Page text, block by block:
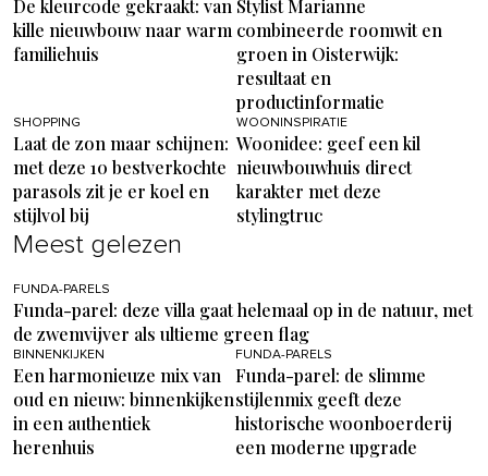
De kleurcode gekraakt: van
kille nieuwbouw naar warm
familiehuis
Stylist Marianne
combineerde roomwit en
groen in Oisterwijk:
resultaat en
productinformatie
SHOPPING
Laat de zon maar schijnen:
met deze 10 bestverkochte
parasols zit je er koel en
stijlvol bij
WOONINSPIRATIE
Woonidee: geef een kil
nieuwbouwhuis direct
karakter met deze
stylingtruc
Meest gelezen
FUNDA-PARELS
Funda-parel: deze villa gaat helemaal op in de natuur, met
de zwemvijver als ultieme green flag
BINNENKIJKEN
Een harmonieuze mix van
oud en nieuw: binnenkijken
in een authentiek
herenhuis
FUNDA-PARELS
Funda-parel: de slimme
stijlenmix geeft deze
historische woonboerderij
een moderne upgrade